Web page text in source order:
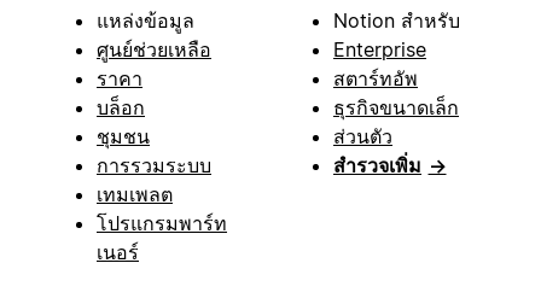
แหล่งข้อมูล
ศูนย์ช่วยเหลือ
ราคา
บล็อก
ชุมชน
การรวมระบบ
เทมเพลต
โปรแกรมพาร์ท
เนอร์
Notion สำหรับ
Enterprise
สตาร์ทอัพ
ธุรกิจขนาดเล็ก
ส่วนตัว
สำรวจเพิ่ม →